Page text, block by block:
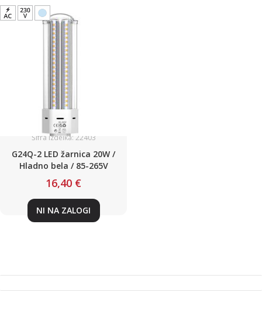
Šifra izdelka: 22403
G24Q-2 LED žarnica 20W /
Hladno bela / 85-265V
16,40 €
NI NA ZALOGI